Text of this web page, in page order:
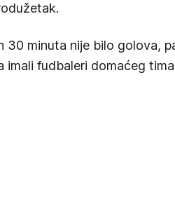
30 minuta nije bilo golova,
imali fudbaleri domaćeg